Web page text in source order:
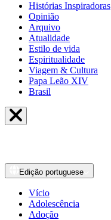
Histórias Inspiradoras
Opinião
Arquivo
Atualidade
Estilo de vida
Espiritualidade
Viagem & Cultura
Papa Leão XIV
Brasil
Edição portuguese
Vício
Adolescência
Adoção